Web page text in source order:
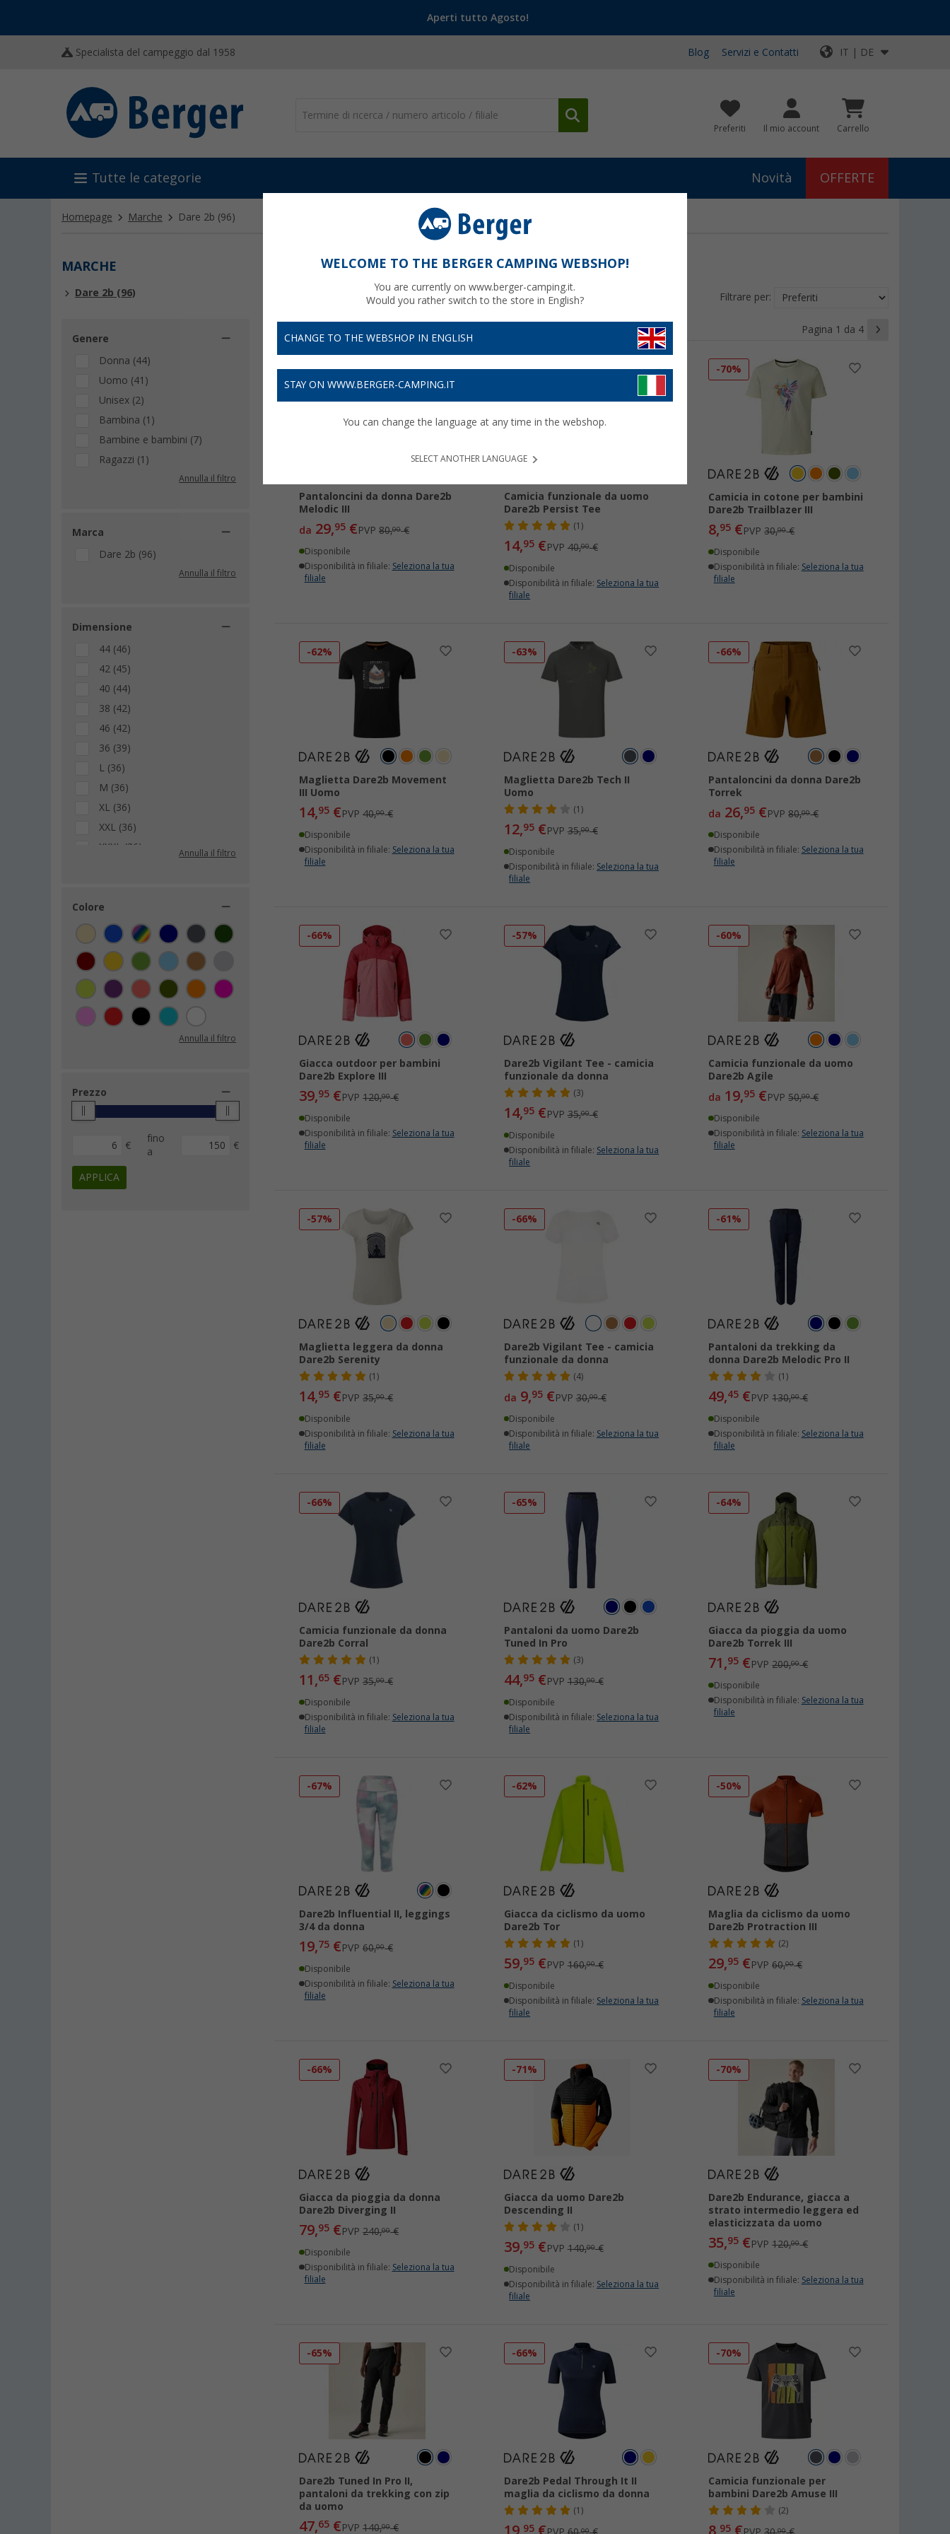
Aperti tutto Agosto!
Specialista del campeggio dal 1958 Blog Servizi e Contatti IT | DE
Preferiti Il mio account Carrello
Tutte le categorie Novità OFFERTE
Homepage Marche Dare 2b (96)
MARCHE
Dare 2b (96)
Genere
Donna (44)
Uomo (41)
Unisex (2)
Bambina (1)
Bambine e bambini (7)
Ragazzi (1)
Annulla il filtro
Marca
Dare 2b (96)
Annulla il filtro
Dimensione
44 (46)
42 (45)
40 (44)
38 (42)
46 (42)
36 (39)
L (36)
M (36)
XL (36)
XXL (36)
XXXL (36)
140 (10)
152 (10)
164 (10)
S (9)
104 (6)
176 (6)
48 (5)
54 (3)
58 (3)
4XL (1)
5XL (1)
Annulla il filtro
Colore
Annulla il filtro
Prezzo
€
fino
a
€
APPLICA
DARE 2B
Filtrare per:
Pagina 1 da 4
-62%
Pantaloncini da donna Dare2b
Melodic III
da 29,95 €PVP80,00€
Disponibile
Disponibilità in filiale: Seleziona la tua
filiale
-62%
Camicia funzionale da uomo
Dare2b Persist Tee
(1)
14,95€PVP40,00€
Disponibile
Disponibilità in filiale: Seleziona la tua
filiale
-70%
Camicia in cotone per bambini
Dare2b Trailblazer III
8,95 €PVP30,00€
Disponibile
Disponibilità in filiale: Seleziona la tua
filiale
-62%
Maglietta Dare2b Movement
III Uomo
14,95 €PVP40,00€
Disponibile
Disponibilità in filiale: Seleziona la tua
filiale
-63%
Maglietta Dare2b Tech II
Uomo
(1)
12,95€PVP35,00€
Disponibile
Disponibilità in filiale: Seleziona la tua
filiale
-66%
Pantaloncini da donna Dare2b
Torrek
da 26,95 €PVP80,00€
Disponibile
Disponibilità in filiale: Seleziona la tua
filiale
-66%
Giacca outdoor per bambini
Dare2b Explore III
39,95 €PVP120,00€
Disponibile
Disponibilità in filiale: Seleziona la tua
filiale
-57%
Dare2b Vigilant Tee - camicia
funzionale da donna
(3)
14,95€PVP35,00€
Disponibile
Disponibilità in filiale: Seleziona la tua
filiale
-60%
Camicia funzionale da uomo
Dare2b Agile
da 19,95 €PVP50,00€
Disponibile
Disponibilità in filiale: Seleziona la tua
filiale
-57%
Maglietta leggera da donna
Dare2b Serenity
(1)
14,95 €PVP35,00€
Disponibile
Disponibilità in filiale: Seleziona la tua
filiale
-66%
Dare2b Vigilant Tee - camicia
funzionale da donna
(4)
da 9,95€PVP30,00€
Disponibile
Disponibilità in filiale: Seleziona la tua
filiale
-61%
Pantaloni da trekking da
donna Dare2b Melodic Pro II
(1)
49,45 €PVP130,00€
Disponibile
Disponibilità in filiale: Seleziona la tua
filiale
-66%
Camicia funzionale da donna
Dare2b Corral
(1)
11,65 €PVP35,00€
Disponibile
Disponibilità in filiale: Seleziona la tua
filiale
-65%
Pantaloni da uomo Dare2b
Tuned In Pro
(3)
44,95€PVP130,00€
Disponibile
Disponibilità in filiale: Seleziona la tua
filiale
-64%
Giacca da pioggia da uomo
Dare2b Torrek III
71,95 €PVP200,00€
Disponibile
Disponibilità in filiale: Seleziona la tua
filiale
-67%
Dare2b Influential II, leggings
3/4 da donna
19,75 €PVP60,00€
Disponibile
Disponibilità in filiale: Seleziona la tua
filiale
-62%
Giacca da ciclismo da uomo
Dare2b Tor
(1)
59,95€PVP160,00€
Disponibile
Disponibilità in filiale: Seleziona la tua
filiale
-50%
Maglia da ciclismo da uomo
Dare2b Protraction III
(2)
29,95 €PVP60,00€
Disponibile
Disponibilità in filiale: Seleziona la tua
filiale
-66%
Giacca da pioggia da donna
Dare2b Diverging II
79,95 €PVP240,00€
Disponibile
Disponibilità in filiale: Seleziona la tua
filiale
-71%
Giacca da uomo Dare2b
Descending II
(1)
39,95€PVP140,00€
Disponibile
Disponibilità in filiale: Seleziona la tua
filiale
-70%
Dare2b Endurance, giacca a
strato intermedio leggera ed
elasticizzata da uomo
35,95 €PVP120,00€
Disponibile
Disponibilità in filiale: Seleziona la tua
filiale
-65%
Dare2b Tuned In Pro II,
pantaloni da trekking con zip
da uomo
47,65 €PVP140,00€
-66%
Dare2b Pedal Through It II
maglia da ciclismo da donna
(1)
19, 95€ 00
-70%
Camicia funzionale per
bambini Dare2b Amuse III
(2)
8, 95 € 00
WELCOME TO THE BERGER CAMPING WEBSHOP!
You are currently on www.berger-camping.it.
Would you rather switch to the store in English?
CHANGE TO THE WEBSHOP IN ENGLISH
STAY ON WWW.BERGER-CAMPING.IT
You can change the language at any time in the webshop.
SELECT ANOTHER LANGUAGE